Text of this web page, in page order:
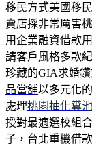
移民方式美國移民
賣店採非常厲害
用企業融資借款
請客戶風格多款
珍藏的GIA求婚
品當舖以多元化
處理桃園抽化糞池
授對最適選校組合
子，台北重機借